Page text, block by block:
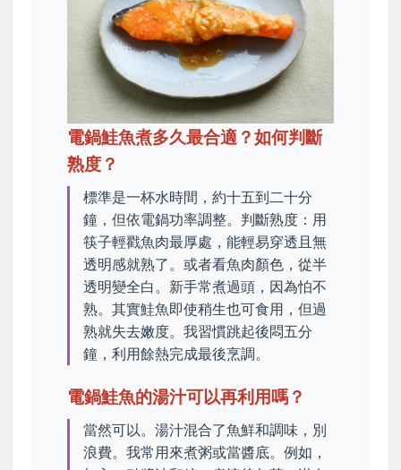
電鍋鮭魚煮多久最合適？如何判斷
熟度？
標準是一杯水時間，約十五到二十分
鐘，但依電鍋功率調整。判斷熟度：用
筷子輕戳魚肉最厚處，能輕易穿透且無
透明感就熟了。或者看魚肉顏色，從半
透明變全白。新手常煮過頭，因為怕不
熟。其實鮭魚即使稍生也可食用，但過
熟就失去嫩度。我習慣跳起後悶五分
鐘，利用餘熱完成最後烹調。
電鍋鮭魚的湯汁可以再利用嗎？
當然可以。湯汁混合了魚鮮和調味，別
浪費。我常用來煮粥或當醬底。例如，